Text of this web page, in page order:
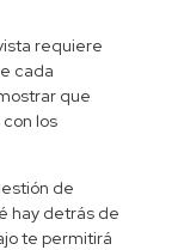
requiere
cada
que
los
de
hay detrás de
te permitirá